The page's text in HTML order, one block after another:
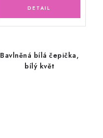
Bavlněná bílá čepička,
bílý květ